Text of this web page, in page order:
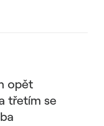
opět
třetím se